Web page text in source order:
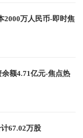
2000万人民币-即时焦
额4.71亿元-焦点热
67.02万股